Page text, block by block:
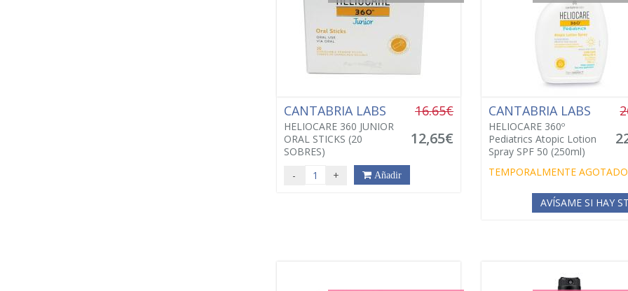
CANTABRIA LABS
HELIOCARE 360 JUNIOR
ORAL STICKS (20
SOBRES)
16.65€
12,65€
- + Añadir
CANTABRIA LABS
HELIOCARE 360º
Pediatrics Atopic Lotion
Spray SPF 50 (250ml)
TEMPORALMENTE AGOTADO
AVÍSAME SI HAY